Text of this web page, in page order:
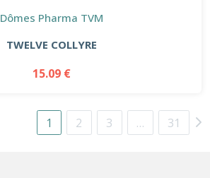
Dômes Pharma TVM
TWELVE COLLYRE
15.09 €
1 2 3 … 31